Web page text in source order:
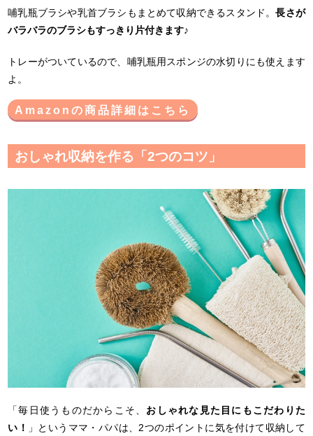
哺乳瓶ブラシや乳首ブラシもまとめて収納できるスタンド。長さが
バラバラのブラシもすっきり片付きます♪
トレーがついているので、哺乳瓶用スポンジの水切りにも使えます
よ。
Amazonの商品詳細はこちら
おしゃれ収納を作る「2つのコツ」
「毎日使うものだからこそ、 おしゃれな見た目にもこだわりた
い！
」というママ・パパは、2つのポイントに気を付けて収納して